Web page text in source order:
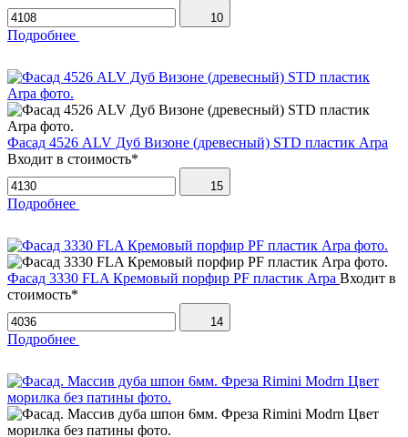
10
Подробнее
Фасад 4526 ALV Дуб Визоне (древесный) STD пластик Arpa
Входит в стоимость*
15
Подробнее
Фасад 3330 FLA Кремовый порфир PF пластик Arpa Входит в
стоимость*
14
Подробнее